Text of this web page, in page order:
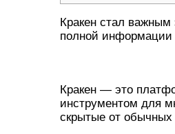
Кракен стал
полной информации
Кракен — это
инструментом для
скрытые от